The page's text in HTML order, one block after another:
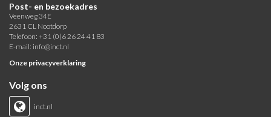
Post- en bezoekadres
Veenweg 34E
2631 CL Nootdorp
Telefoon: +31 (0)6 26 24 41 83
E-mail: info@inct.nl
Onze privacyverklaring
Volg ons
inct.nl